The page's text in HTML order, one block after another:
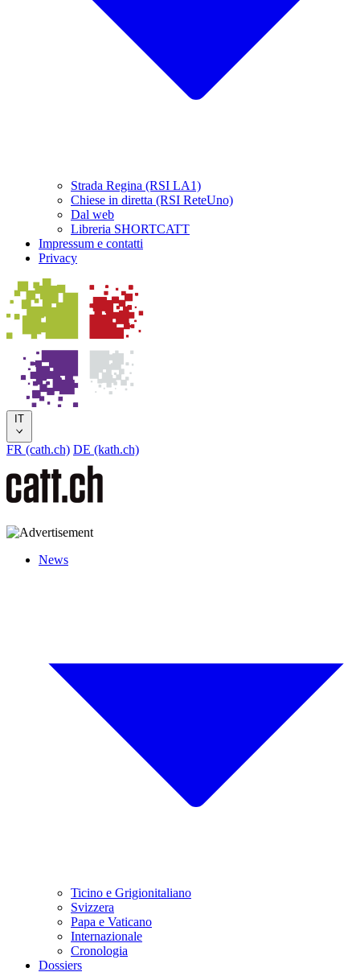
Strada Regina (RSI LA1)
Chiese in diretta (RSI ReteUno)
Dal web
Libreria SHORTCATT
Impressum e contatti
Privacy
IT
FR (cath.ch) DE (kath.ch)
News
Ticino e Grigionitaliano
Svizzera
Papa e Vaticano
Internazionale
Cronologia
Dossiers